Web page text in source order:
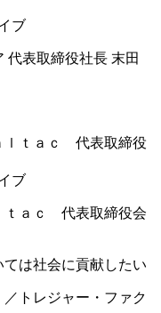
ブ
代表取締役社長 末田
ブ
ｔａｃ 代表取締役会
は社会に貢献したい